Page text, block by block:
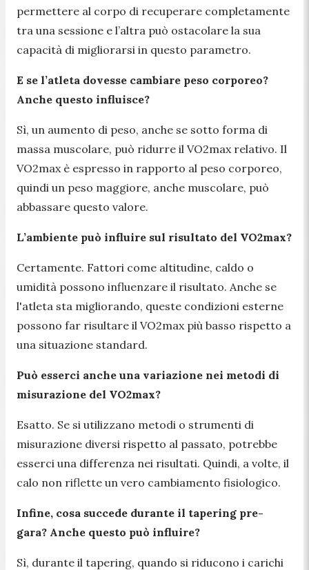
permettere al corpo di recuperare completamente
tra una sessione e l’altra può ostacolare la sua
capacità di migliorarsi in questo parametro.
E se l’atleta dovesse cambiare peso corporeo?
Anche questo influisce?
Sì, un aumento di peso, anche se sotto forma di
massa muscolare, può ridurre il VO2max relativo. Il
VO2max è espresso in rapporto al peso corporeo,
quindi un peso maggiore, anche muscolare, può
abbassare questo valore.
L’ambiente può influire sul risultato del VO2max?
Certamente. Fattori come altitudine, caldo o
umidità possono influenzare il risultato. Anche se
l'atleta sta migliorando, queste condizioni esterne
possono far risultare il VO2max più basso rispetto a
una situazione standard.
Può esserci anche una variazione nei metodi di
misurazione del VO2max?
Esatto. Se si utilizzano metodi o strumenti di
misurazione diversi rispetto al passato, potrebbe
esserci una differenza nei risultati. Quindi, a volte, il
calo non riflette un vero cambiamento fisiologico.
Infine, cosa succede durante il tapering pre-
gara? Anche questo può influire?
Sì, durante il tapering, quando si riducono i carichi